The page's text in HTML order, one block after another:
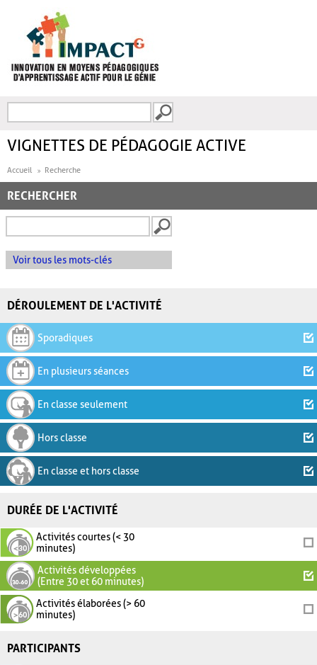
FORMULAIRE DE
VIGNETTES DE PÉDAGOGIE ACTIVE
Accueil Recherche
RECHERCHER
Voir tous les mots-clés
DÉROULEMENT DE L'ACTIVITÉ
Sporadiques
En plusieurs séances
En classe seulement
Hors classe
En classe et hors classe
DURÉE DE L'ACTIVITÉ
Activités courtes (< 30
minutes)
Activités développées
(Entre 30 et 60 minutes)
Activités élaborées (> 60
minutes)
PARTICIPANTS